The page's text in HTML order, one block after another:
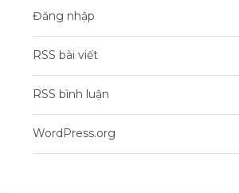
Đăng nhập
RSS bài viết
RSS bình luận
WordPress.org